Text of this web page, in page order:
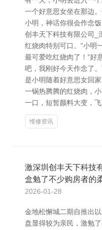
一个好意思女坐在那边
小明，神话你很会作念
创丰天下科技有限公司_
红烧肉特别可口。”小明
最可爱吃红烧肉了！”好
吧，我刚好今天作念了
是小明随着好意思女回
一锅热腾腾的红烧肉，
一口，短暂颜料大变，
维修资讯
激深圳创丰天下科技
盒勉了不少购房者的
2026-01-28
金地松懈城二期自推出
盘显得较为亲民，激勉